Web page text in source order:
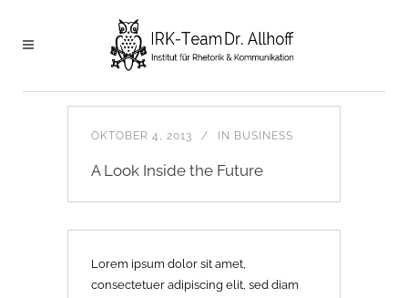
OKTOBER 4, 2013 IN BUSINESS
A Look Inside the Future
Lorem ipsum dolor sit amet,
consectetuer adipiscing elit, sed diam